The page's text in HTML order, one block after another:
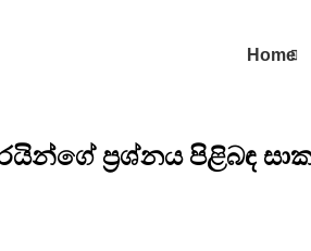
Home
ප්‍රශ්නය පිළිබඳ